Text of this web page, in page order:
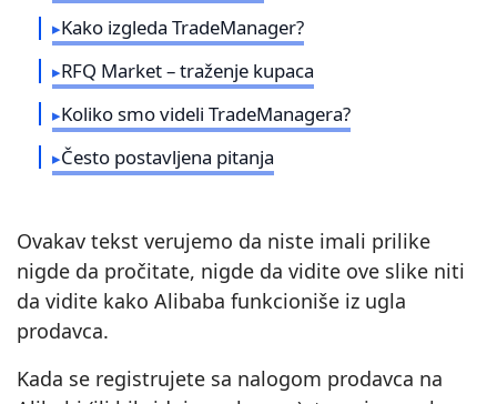
Kako izgleda TradeManager?
RFQ Market – traženje kupaca
Koliko smo videli TradeManagera?
Često postavljena pitanja
Ovakav tekst verujemo da niste imali prilike
nigde da pročitate, nigde da vidite ove slike niti
da vidite kako Alibaba funkcioniše iz ugla
prodavca.
Kada se registrujete sa nalogom prodavca na